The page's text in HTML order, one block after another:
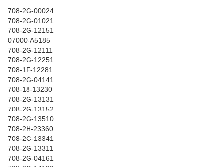
708-2G-00024
708-2G-01021
708-2G-12151
07000-A5185
708-2G-12111
708-2G-12251
708-1F-12281
708-2G-04141
708-18-13230
708-2G-13131
708-2G-13152
708-2G-13510
708-2H-23360
708-2G-13341
708-2G-13311
708-2G-04161